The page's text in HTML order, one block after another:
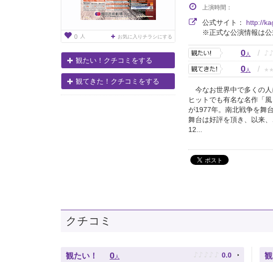
0 人 お気に入りチラシにする
観たい！クチコミをする
観てきた！クチコミをする
上演時間：
公式サイト： http://
※正式な公演情報は公
0人 / ♪ ♪
0人 / ★ ★
今なお世界中で多くの人
ヒットでも有名な名作「
が1977年。南北戦争を舞
舞台は好評を頂き、以来
12...
クチコミ
観たい！ 0 人 ♪ ♪ ♪ ♪ ♪ 0.0